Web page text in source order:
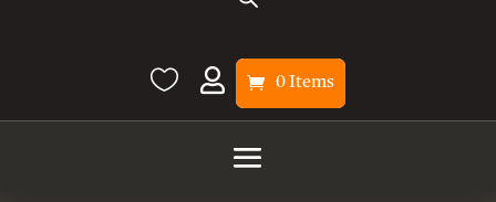
  0 Items